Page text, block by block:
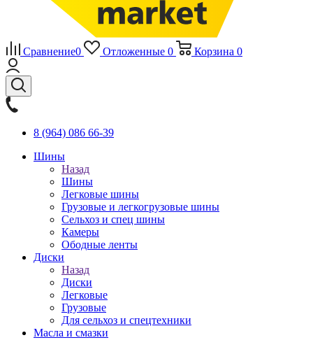
Сравнение0 Отложенные 0 Корзина 0
8 (964) 086 66-39
Шины
Назад
Шины
Легковые шины
Грузовые и легкогрузовые шины
Сельхоз и спец шины
Камеры
Ободные ленты
Диски
Назад
Диски
Легковые
Грузовые
Для сельхоз и спецтехники
Масла и смазки